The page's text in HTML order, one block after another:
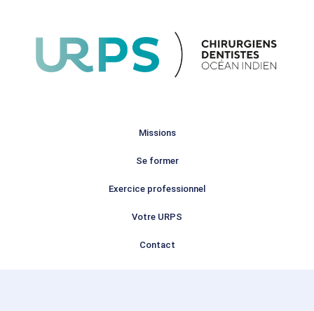
Missions
Se former
Exercice professionnel
Votre URPS
Contact